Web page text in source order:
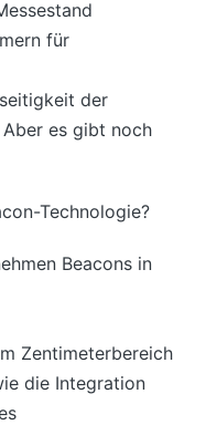
für
der
es gibt noch
Technologie?
Beacons in
Zentimeterbereich
die Integration